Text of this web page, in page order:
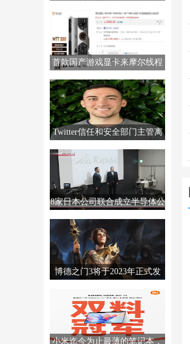
首款国产游戏显卡来摩尔线程
MTTS80，售价2999元。
Twitter信任和安全部门主管离
职，销售经理撤回辞呈
8家日本公司联合成立半导体公
司Rapidus，制造高级芯片。
博德之门3将于2023年正式发
小米迄今为止最薄的笔记本，